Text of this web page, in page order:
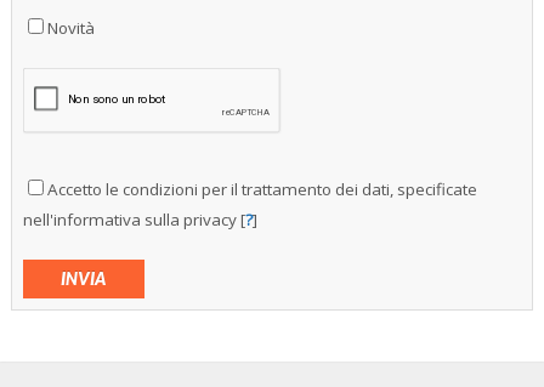
Novità
Accetto le condizioni per il trattamento dei dati, specificate
nell'informativa sulla privacy [?]